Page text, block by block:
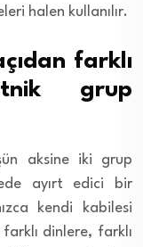
halen kullanılır.
farklı
grup
aksine iki grup
ayırt edici bir
kendi kabilesi
dinlere, farklı